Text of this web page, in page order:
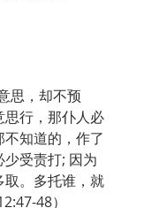
思，却不预
行，那仆人必
知道的，作了
受责打; 因为
取。多托谁，就
48）